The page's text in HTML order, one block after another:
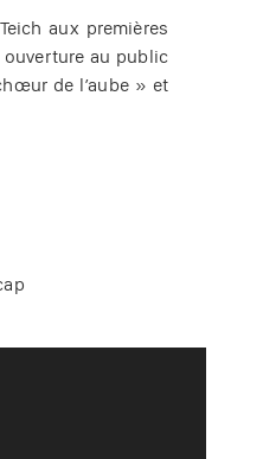
aux premières
au public
de l’aube » et